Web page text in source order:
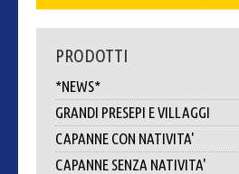
HOME
DOVE SIAMO
PRODOTTI
*NEWS*
GRANDI PRESEPI E VILLAGGI
CAPANNE CON NATIVITA'
CAPANNE SENZA NATIVITA'